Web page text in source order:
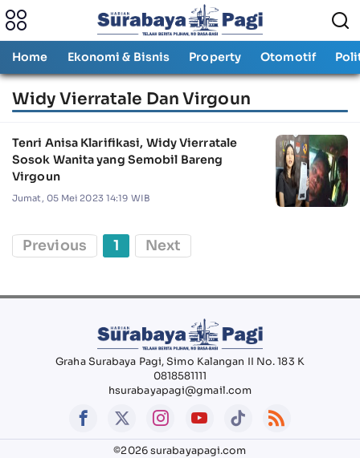
Home Ekonomi & Bisnis Property Otomotif
Widy Vierratale Dan Virgoun
Tenri Anisa Klarifikasi, Widy Vierratale
Sosok Wanita yang Semobil Bareng
Virgoun
Jumat, 05 Mei 2023 14:19 WIB
Previous 1 Next
Graha Surabaya Pagi, Simo Kalangan II No. 183 K
0818581111
hsurabayapagi@gmail.com
©2026 surabayapagi.com